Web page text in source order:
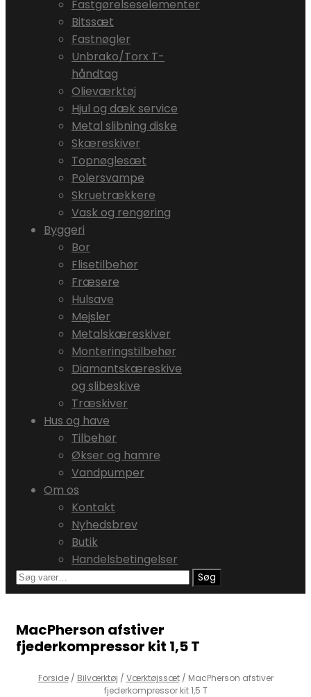
Fastgørelseselementer
Bitssæt
Fastnøgler
Unbrako/Torx T-
håndtag
Olieværktøj
Hjul og dæk service
Metal slibning diske
Skæreskiver
Topnøglesæt
Polersvampe
Skruetrækkere
Vask og rengøring
Byggeri
Bor
Flisetilbehør
Fræsere
Hulsave
Mejsler
Metalskæreskiver
Monteringstilbehør
Diamantskæreskive
og slibeskive
Træskiver
Hus og have
Tilbehør
Økser og hamre
Vandpumper
Om os
Kontakt
Nyhedsbrev
Butik
Handelsbetingelser
Søg
efter:
Søg
MacPherson afstiver
fjederkompressor kit 1,5 T
Forside/ Bilværktøj / Værktøjssæt/ MacPherson afstiver
fjederkompressor kit 1,5 T